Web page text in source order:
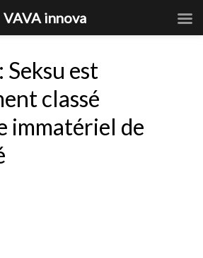
Seksu est
classé
immatériel de
VAVA innova